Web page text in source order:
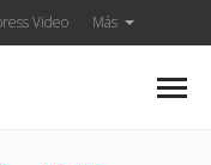
Video Más